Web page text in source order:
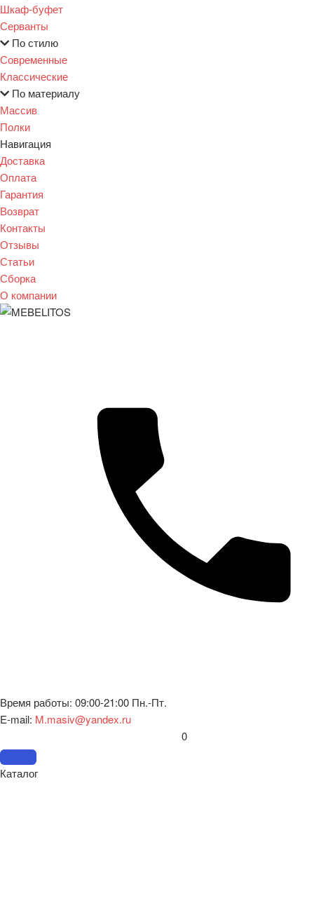
Шкаф-буфет
Серванты
По стилю
Современные
Классические
По материалу
Массив
Полки
Навигация
Доставка
Оплата
Гарантия
Возврат
Контакты
Отзывы
Статьи
Сборка
О компании
Время работы: 09:00-21:00 Пн.-Пт.
E-mail: M.masiv@yandex.ru
0
Каталог